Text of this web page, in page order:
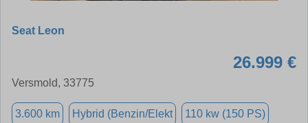
Seat Leon
26.999 €
Versmold, 33775
3.600 km Hybrid (Benzin/Elekt 110 kw (150 PS)